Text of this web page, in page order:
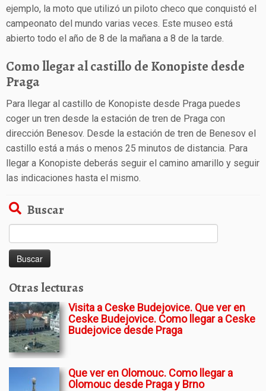
ejemplo, la moto que utilizó un piloto checo que conquistó el
campeonato del mundo varias veces. Este museo está
abierto todo el año de 8 de la mañana a 8 de la tarde.
Como llegar al castillo de Konopiste desde
Praga
Para llegar al castillo de Konopiste desde Praga puedes
coger un tren desde la estación de tren de Praga con
dirección Benesov. Desde la estación de tren de Benesov el
castillo está a más o menos 25 minutos de distancia. Para
llegar a Konopiste deberás seguir el camino amarillo y seguir
las indicaciones hasta el mismo.
Buscar
Otras lecturas
Visita a Ceske Budejovice. Que ver en
Ceske Budejovice. Como llegar a Ceske
Budejovice desde Praga
Que ver en Olomouc. Como llegar a
Olomouc desde Praga y Brno